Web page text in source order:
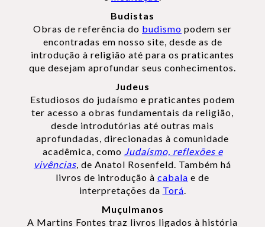
Budistas
Obras de referência do budismo podem ser
encontradas em nosso site, desde as de
introdução à religião até para os praticantes
que desejam aprofundar seus conhecimentos.
Judeus
Estudiosos do judaísmo e praticantes podem
ter acesso a obras fundamentais da religião,
desde introdutórias até outras mais
aprofundadas, direcionadas à comunidade
acadêmica, como Judaísmo, reflexões e
vivências, de Anatol Rosenfeld. Também há
livros de introdução à cabala e de
interpretações da Torá.
Muçulmanos
A Martins Fontes traz livros ligados à história